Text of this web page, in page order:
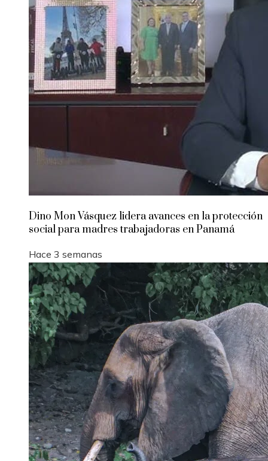
Dino Mon Vásquez lidera avances en la protección
social para madres trabajadoras en Panamá
Hace 3 semanas